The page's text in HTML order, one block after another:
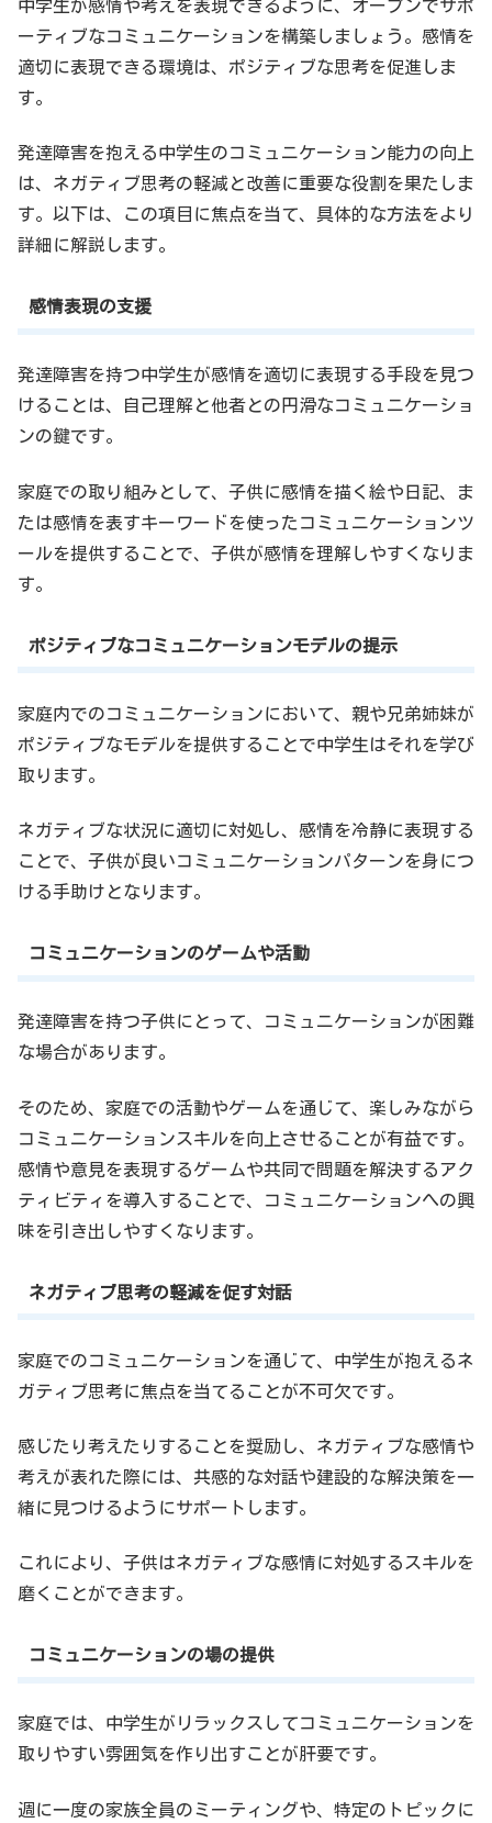
中学生が感情や考えを表現できるように、オープンでサポ
ーティブなコミュニケーションを構築しましょう。感情を
適切に表現できる環境は、ポジティブな思考を促進しま
す。
発達障害を抱える中学生のコミュニケーション能力の向上
は、ネガティブ思考の軽減と改善に重要な役割を果たしま
す。以下は、この項目に焦点を当て、具体的な方法をより
詳細に解説します。
感情表現の支援
発達障害を持つ中学生が感情を適切に表現する手段を見つ
けることは、自己理解と他者との円滑なコミュニケーショ
ンの鍵です。
家庭での取り組みとして、子供に感情を描く絵や日記、ま
たは感情を表すキーワードを使ったコミュニケーションツ
ールを提供することで、子供が感情を理解しやすくなりま
す。
ポジティブなコミュニケーションモデルの提示
家庭内でのコミュニケーションにおいて、親や兄弟姉妹が
ポジティブなモデルを提供することで中学生はそれを学び
取ります。
ネガティブな状況に適切に対処し、感情を冷静に表現する
ことで、子供が良いコミュニケーションパターンを身につ
ける手助けとなります。
コミュニケーションのゲームや活動
発達障害を持つ子供にとって、コミュニケーションが困難
な場合があります。
そのため、家庭での活動やゲームを通じて、楽しみながら
コミュニケーションスキルを向上させることが有益です。
感情や意見を表現するゲームや共同で問題を解決するアク
ティビティを導入することで、コミュニケーションへの興
味を引き出しやすくなります。
ネガティブ思考の軽減を促す対話
家庭でのコミュニケーションを通じて、中学生が抱えるネ
ガティブ思考に焦点を当てることが不可欠です。
感じたり考えたりすることを奨励し、ネガティブな感情や
考えが表れた際には、共感的な対話や建設的な解決策を一
緒に見つけるようにサポートします。
これにより、子供はネガティブな感情に対処するスキルを
磨くことができます。
コミュニケーションの場の提供
家庭では、中学生がリラックスしてコミュニケーションを
取りやすい雰囲気を作り出すことが肝要です。
週に一度の家族全員のミーティングや、特定のトピックに